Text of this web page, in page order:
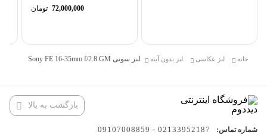
باعث میشه اعوجاج به حداقل برسه و عکس‌ها با وضوح و شارپنس
لنز سونی Sony FE 16-35mm f/2.8 GM مجهز به موتور فوکوس پیشرفته
Direct Drive SSM هست که هم سریع عمل می‌کنه و هم کاملاً
بی‌صداست. این ویژگی برای فیلمبرداری فوق‌العاده‌ست چون هیچ نویز
72,000,000 تومان
خانه لنز عکاسی لنز بدون آینه لنز سونی Sony FE 16-35mm f/2.8 GM
بازگشت به بالا
شماره تماس: 02133952187 - 09107008859